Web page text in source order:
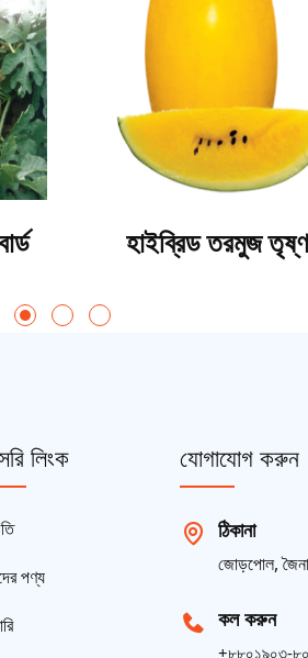
হাইব্রিড তরমুজ
লিংক
পণ্য
যোগাযোগ করুন
ঠিকানা
জোড়পোল, জৈনা
কল করুন
+৮৮০১৯০৩-